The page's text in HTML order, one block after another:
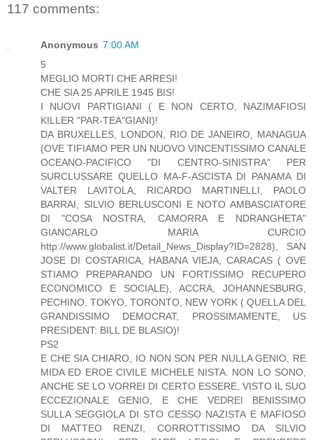
117 comments:
Anonymous 7:00 AM
5
MEGLIO MORTI CHE ARRESI!
CHE SIA 25 APRILE 1945 BIS!
I NUOVI PARTIGIANI ( E NON CERTO, NAZIMAFIOSI
KILLER "PAR-TEA"GIANI)!
DA BRUXELLES, LONDON, RIO DE JANEIRO, MANAGUA
(OVE TIFIAMO PER UN NUOVO VINCENTISSIMO CANALE
OCEANO-PACIFICO "DI CENTRO-SINISTRA" PER
SURCLUSSARE QUELLO MA-F-ASCISTA DI PANAMA DI
VALTER LAVITOLA, RICARDO MARTINELLI, PAOLO
BARRAI, SILVIO BERLUSCONI E NOTO AMBASCIATORE
DI "COSA NOSTRA, CAMORRA E NDRANGHETA"
GIANCARLO MARIA CURCIO
http://www.globalist.it/Detail_News_Display?ID=2828), SAN
JOSE DI COSTARICA, HABANA VIEJA, CARACAS ( OVE
STIAMO PREPARANDO UN FORTISSIMO RECUPERO
ECONOMICO E SOCIALE), ACCRA, JOHANNESBURG,
PECHINO, TOKYO, TORONTO, NEW YORK ( QUELLA DEL
GRANDISSIMO DEMOCRAT, PROSSIMAMENTE, US
PRESIDENT: BILL DE BLASIO)!
PS2
E CHE SIA CHIARO, IO NON SON PER NULLA GENIO, RE
MIDA ED EROE CIVILE MICHELE NISTA. NON LO SONO,
ANCHE SE LO VORREI DI CERTO ESSERE, VISTO IL SUO
ECCEZIONALE GENIO, E CHE VEDREI BENISSIMO
SULLA SEGGIOLA DI STO CESSO NAZISTA E MAFIOSO
DI MATTEO RENZI, CORROTTISSIMO DA SILVIO